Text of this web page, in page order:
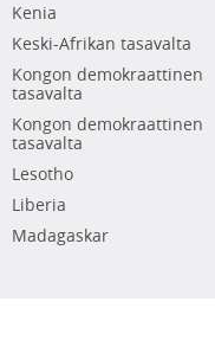
Kenia
Keski-Afrikan tasavalta
Kongon demokraattinen
tasavalta
Kongon demokraattinen
tasavalta
Lesotho
Liberia
Madagaskar